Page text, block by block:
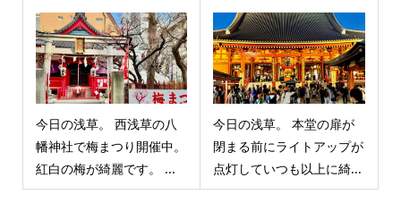
今日の浅草。 西浅草の八
幡神社で梅まつり開催中。
紅白の梅が綺麗です。 ...
今日の浅草。 本堂の扉が
閉まる前にライトアップが
点灯していつも以上に綺...